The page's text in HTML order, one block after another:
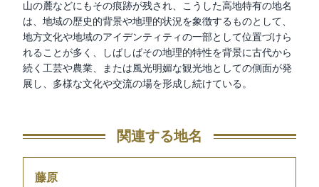
山の麓などにもその痕跡が残され、こうした高地特有の地名
は、地域の歴史的背景や地理的状況を象徴するものとして、
地方文化や地域のアイデンティティの一部として位置づけら
れることが多く、しばしばその地理的特性を背景に古代から
続く工芸や農業、または風光明媚な観光地としての側面が発
展し、多様な文化や交流の場を形成し続けている。
関連する地名
藤原